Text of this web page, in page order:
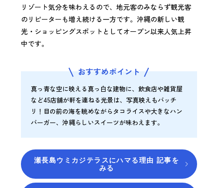
リゾート気分を味わえるので、地元客のみならず観光客
のリピーターも増え続ける一方です。沖縄の新しい観
光・ショッピングスポットとしてオープン以来人気上昇
中です。
おすすめポイント
真っ青な空に映える真っ白な建物に、飲食店や雑貨屋
など45店舗が軒を連ねる光景は、写真映えもバッチ
リ！目の前の海を眺めながらタコライスや大きなハン
バーガー、沖縄らしいスイーツが味わえます。
瀬長島ウミカジテラスにハマる理由 記事を
みる